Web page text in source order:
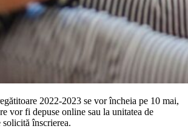
2022-2023 se vor încheia pe 10 mai,
vor fi depuse online sau la unitatea de
solicită înscrierea.